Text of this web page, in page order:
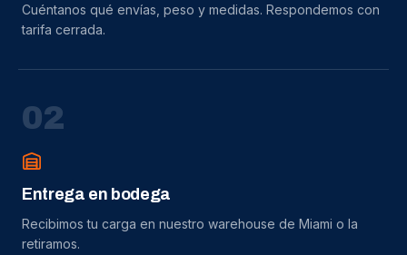
Cuéntanos qué envías, peso y medidas. Respondemos con
tarifa cerrada.
02
Entrega en bodega
Recibimos tu carga en nuestro warehouse de Miami o la
retiramos.